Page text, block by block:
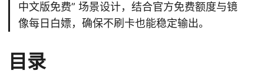
中文版免费” 场景设计，结合官方免费额度与镜
像每日白嫖，确保不刷卡也能稳定输出。
目录